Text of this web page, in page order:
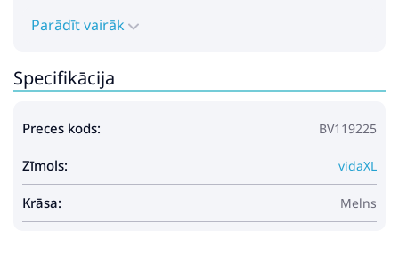
pinuma apdare, tērauda rāmis ar pulverkrāsas
augstums)
Sēdekļa izmēri: 55 x 55 cm (platums, dziļums)
Centrālā sēdvieta:
Krāsa: melna
Materiāls: polietilēna (PE) rotangpalmas
pinuma apdare, tērauda rāmis ar pulverkrāsas
pārklājumu
Izmēri: 55 x 62 x 69 cm (platums, dziļums,
Parādīt vairāk
Specifikācija
Preces kods: BV119225
Zīmols: vidaXL
Krāsa: Melns